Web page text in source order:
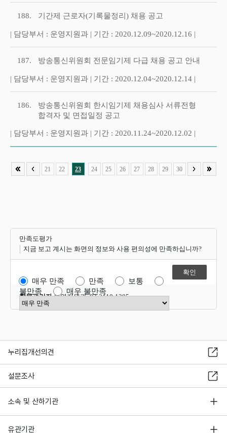
188. 기간제 근로자(기록물정리) 채용 공고
| 담당부서 : 운영지원과 | 기간 : 2020.12.09~2020.12.16 |
187. 방송통신위원회 전문임기제 다급 채용 공고 안내
| 담당부서 : 운영지원과 | 기간 : 2020.12.04~2020.12.14 |
186.
방송통신위원회 한시임기제 채용심사 서류전형
합격자 및 면접일정 공고
| 담당부서 : 운영지원과 | 기간 : 2020.11.24~2020.12.02 |
21 22 23 24 25 26 27 28 29 30
만족도평가
지금 보고 계시는 화면의 정보와 사용 편의성에 만족하십니까?
매우 만족 만족
보통
불만족
매우 불만족
만족도 점수 선택
항목관리자운영지원과 02-2110-1305
누리집개선의견
설문조사
소속 및 산하기관
유관기관